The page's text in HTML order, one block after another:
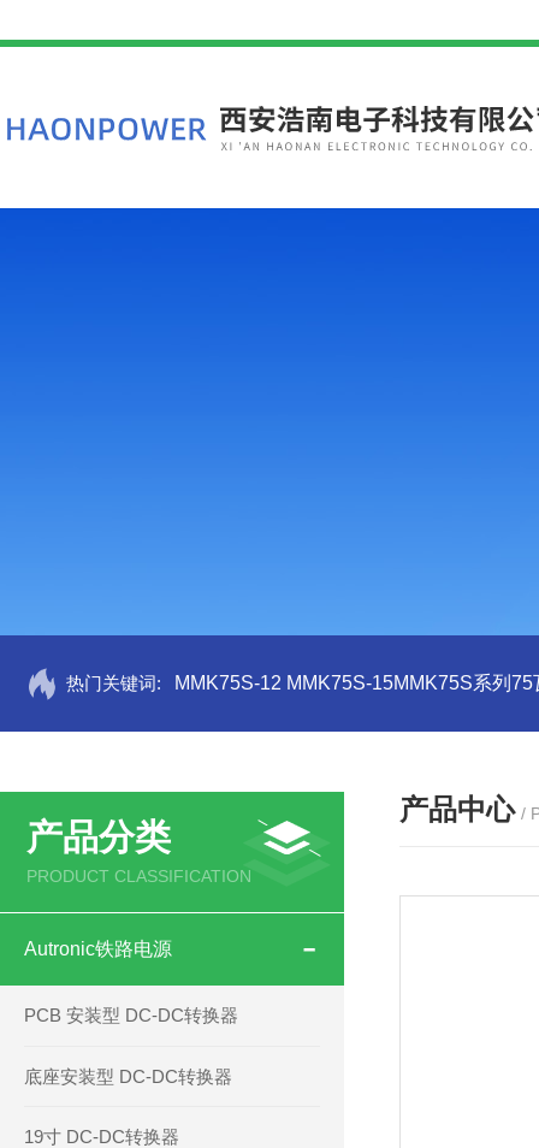
热门关键词: MMK75S-12 MMK75S-15MMK75S系列
产品分类
PRODUCT CLASSIFICATION
Autronic铁路电源
PCB 安装型 DC-DC转换器
底座安装型 DC-DC转换器
19寸 DC-DC转换器
产品中心 /